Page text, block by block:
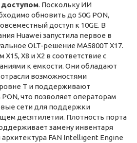
доступом. Поскольку ИИ
обновить до 50G PON,
доступ к 10GE. В
Huawei запустила первое в
OLT-решение MA5800T X17.
X8 и X2 в соответствие с
к емкости. Они обладают
возможностями
T и поддерживают
что позволяет операторам
сети для поддержки
десятилетии. Плотность порта
замену инвентаря
FAN Intelligent Engine